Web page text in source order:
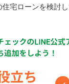
宅ローンを検討し